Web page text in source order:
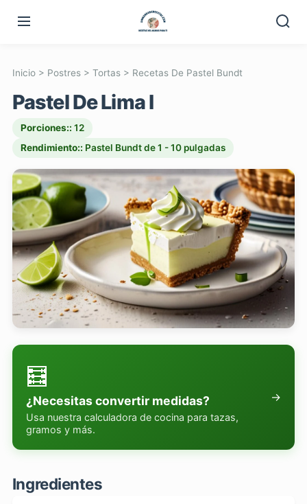
Inicio> Postres> Tortas> Recetas De Pastel Bundt
Pastel De Lima I
Porciones:: 12
Rendimiento:: Pastel Bundt de 1 - 10 pulgadas
🧮
¿Necesitas convertir medidas?
Usa nuestra calculadora de cocina para tazas,
gramos y más.
→
Ingredientes